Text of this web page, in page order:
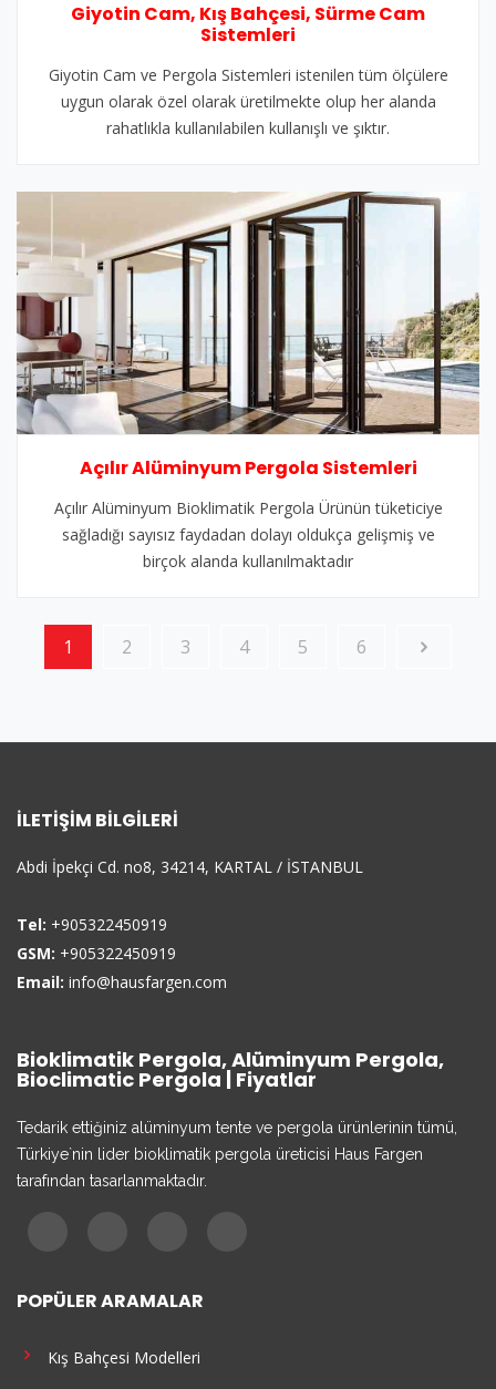
Giyotin Cam, Kış Bahçesi, Sürme Cam
Sistemleri
Giyotin Cam ve Pergola Sistemleri istenilen tüm ölçülere
uygun olarak özel olarak üretilmekte olup her alanda
rahatlıkla kullanılabilen kullanışlı ve şıktır.
Açılır Alüminyum Pergola Sistemleri
Açılır Alüminyum Bioklimatik Pergola Ürünün tüketiciye
sağladığı sayısız faydadan dolayı oldukça gelişmiş ve
birçok alanda kullanılmaktadır
1 2 3 4 5 6
İLETIŞIM BILGILERI
Abdi İpekçi Cd. no8, 34214, KARTAL / İSTANBUL
Tel: +905322450919
GSM: +905322450919
Email: info@hausfargen.com
Bioklimatik Pergola, Alüminyum Pergola,
Bioclimatic Pergola | Fiyatlar
Tedarik ettiğiniz alüminyum tente ve pergola ürünlerinin tümü,
Türkiye`nin lider bioklimatik pergola üreticisi Haus Fargen
tarafından tasarlanmaktadır.
POPÜLER ARAMALAR
Kış Bahçesi Modelleri